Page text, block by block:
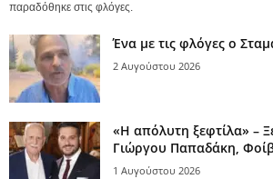
παραδόθηκε στις φλόγες.
Ένα με τις φλόγες ο
2 Αυγούστου 2026
«Η απόλυτη ξεφτίλα» –
Γιώργου Παπαδάκη,
1 Αυγούστου 2026